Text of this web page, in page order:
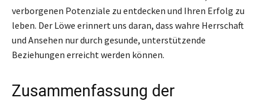
verborgenen Potenziale zu entdecken und Ihren Erfolg zu
leben. Der Löwe erinnert uns daran, dass wahre Herrschaft
und Ansehen nur durch gesunde, unterstützende
Beziehungen erreicht werden können.
Zusammenfassung der